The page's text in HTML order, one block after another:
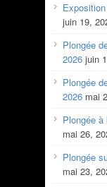
juin 19,
Plongée
2026 juin
Plongée
2026 mai
Plongée à
mai 26,
Plongée
mai 23,